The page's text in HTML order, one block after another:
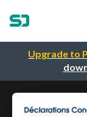
Upgrade to